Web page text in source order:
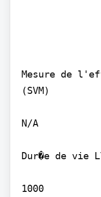
Mesure de
(SVM)
N/A
Dur�e de vie
1000